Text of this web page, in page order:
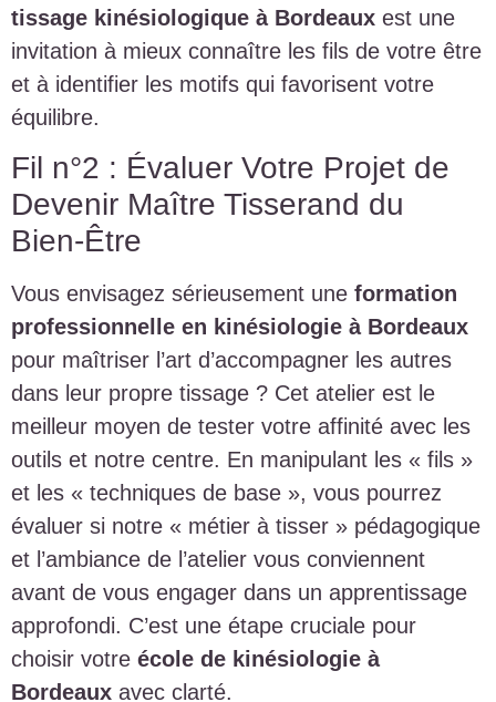
tissage kinésiologique à Bordeaux est une
invitation à mieux connaître les fils de votre être
et à identifier les motifs qui favorisent votre
équilibre.
Fil n°2 : Évaluer Votre Projet de
Devenir Maître Tisserand du
Bien-Être
Vous envisagez sérieusement une formation
professionnelle en kinésiologie à Bordeaux
pour maîtriser l’art d’accompagner les autres
dans leur propre tissage ? Cet atelier est le
meilleur moyen de tester votre affinité avec les
outils et notre centre. En manipulant les « fils »
et les « techniques de base », vous pourrez
évaluer si notre « métier à tisser » pédagogique
et l’ambiance de l’atelier vous conviennent
avant de vous engager dans un apprentissage
approfondi. C’est une étape cruciale pour
choisir votre école de kinésiologie à
Bordeaux avec clarté.